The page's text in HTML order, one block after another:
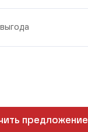
предложение